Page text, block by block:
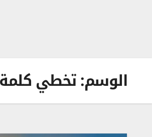
الوسم:تخطي كلمة